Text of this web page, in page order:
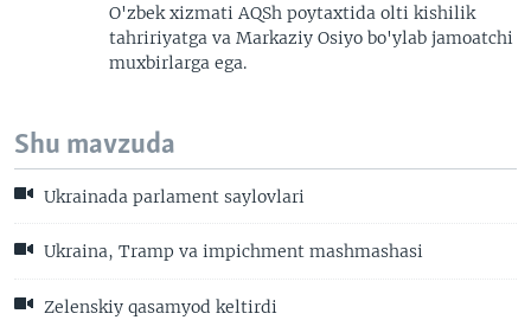
O'zbek xizmati AQSh poytaxtida olti kishilik
tahririyatga va Markaziy Osiyo bo'ylab jamoatchi
muxbirlarga ega.
Shu mavzuda
Ukrainada parlament saylovlari
Ukraina, Tramp va impichment mashmashasi
Zelenskiy qasamyod keltirdi